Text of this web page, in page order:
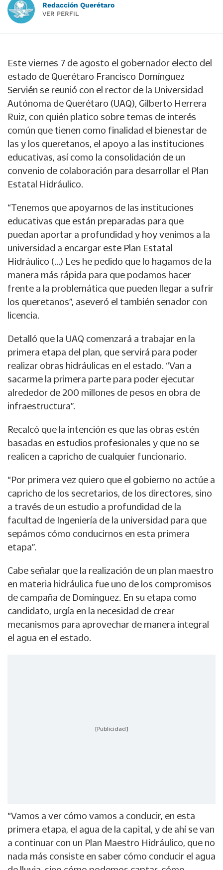
Redacción Querétaro
VER PERFIL
Este viernes 7 de agosto el gobernador electo del
estado de Querétaro Francisco Domínguez
Servién se reunió con el rector de la Universidad
Autónoma de Querétaro (UAQ), Gilberto Herrera
Ruiz, con quién platico sobre temas de interés
común que tienen como finalidad el bienestar de
las y los queretanos, el apoyo a las instituciones
educativas, así como la consolidación de un
convenio de colaboración para desarrollar el Plan
Estatal Hidráulico.
“Tenemos que apoyarnos de las instituciones
educativas que están preparadas para que
puedan aportar a profundidad y hoy venimos a la
universidad a encargar este Plan Estatal
Hidráulico (…) Les he pedido que lo hagamos de la
manera más rápida para que podamos hacer
frente a la problemática que pueden llegar a sufrir
los queretanos”, aseveró el también senador con
licencia.
Detalló que la UAQ comenzará a trabajar en la
primera etapa del plan, que servirá para poder
realizar obras hidráulicas en el estado. “Van a
sacarme la primera parte para poder ejecutar
alrededor de 200 millones de pesos en obra de
infraestructura”.
Recalcó que la intención es que las obras estén
basadas en estudios profesionales y que no se
realicen a capricho de cualquier funcionario.
“Por primera vez quiero que el gobierno no actúe a
capricho de los secretarios, de los directores, sino
a través de un estudio a profundidad de la
facultad de Ingeniería de la universidad para que
sepámos cómo conducirnos en esta primera
etapa”.
Cabe señalar que la realización de un plan maestro
en materia hidráulica fue uno de los compromisos
de campaña de Domínguez. En su etapa como
candidato, urgía en la necesidad de crear
mecanismos para aprovechar de manera integral
el agua en el estado.
[Publicidad]
“Vamos a ver cómo vamos a conducir, en esta
primera etapa, el agua de la capital, y de ahí se van
a continuar con un Plan Maestro Hidráulico, que no
nada más consiste en saber cómo conducir el agua